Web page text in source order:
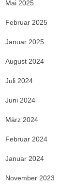
Mai 2025
Februar 2025
Januar 2025
August 2024
Juli 2024
Juni 2024
März 2024
Februar 2024
Januar 2024
November 2023